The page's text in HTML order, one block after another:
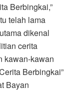
Berbingkai,”
telah lama
dikenal
cerita
kawan-kawan
Berbingkai”
Bayan